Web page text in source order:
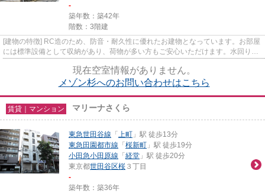
-
築年数：築42年
階数：3階建
[建物の特徴] RC造のため、防音・耐久性に優れたお建物となっています。お部屋
には標準設備として収納があり、荷物が多い方もご安心いただけます。水回り
は、バストイレ別となっている...
現在空室情報がありません。
メゾン杉へのお問い合わせはこちら
賃貸｜マンション マリーナさくら
東急世田谷線 「 上町 」駅 徒歩13分
東急田園都市線 「桜新町 」駅 徒歩19分
小田急小田原線 「経堂 」駅 徒歩20分
東京都世田谷区桜 ３丁目
-
築年数：築36年